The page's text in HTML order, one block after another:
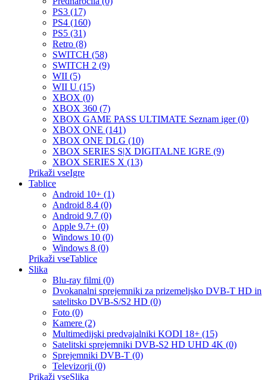
PS3 (17)
PS4 (160)
PS5 (31)
Retro (8)
SWITCH (58)
SWITCH 2 (9)
WII (5)
WII U (15)
XBOX (0)
XBOX 360 (7)
XBOX GAME PASS ULTIMATE Seznam iger (0)
XBOX ONE (141)
XBOX ONE DLG (10)
XBOX SERIES S|X DIGITALNE IGRE (9)
XBOX SERIES X (13)
Prikaži vseIgre
Tablice
Android 10+ (1)
Android 8.4 (0)
Android 9.7 (0)
Apple 9.7+ (0)
Windows 10 (0)
Windows 8 (0)
Prikaži vseTablice
Slika
Blu-ray filmi (0)
Dvokanalni sprejemniki za prizemeljsko DVB-T HD in
satelitsko DVB-S/S2 HD (0)
Foto (0)
Kamere (2)
Multimedijski predvajalniki KODI 18+ (15)
Satelitski sprejemniki DVB-S2 HD UHD 4K (0)
Sprejemniki DVB-T (0)
Televizorji (0)
Prikaži vseSlika